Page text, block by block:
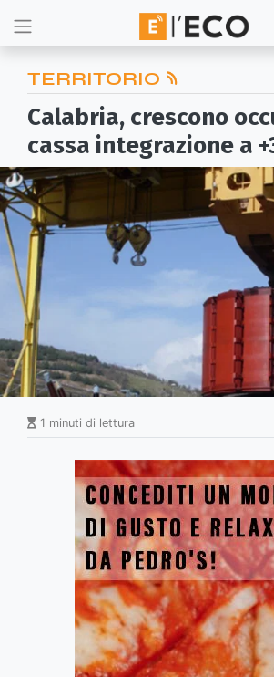
TERRITORIO
Calabria, crescono
cassa integrazione a
1 minuti di lettura